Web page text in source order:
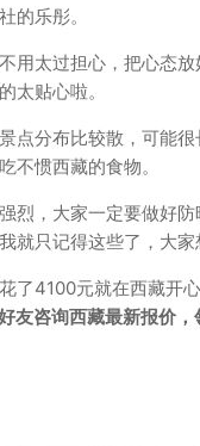
的乐彤。
用太过担心，把心态
太贴心啦。
点分布比较散，可能
不惯西藏的食物。
烈，大家一定要做好
就只记得这些了，大
了4100元就在西藏开
咨询西藏最新报价，